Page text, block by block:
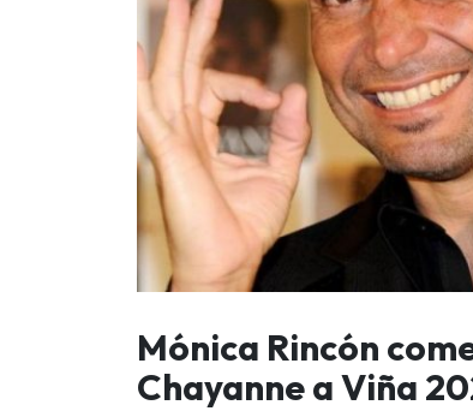
Mónica Rincón
Chayanne a Viña